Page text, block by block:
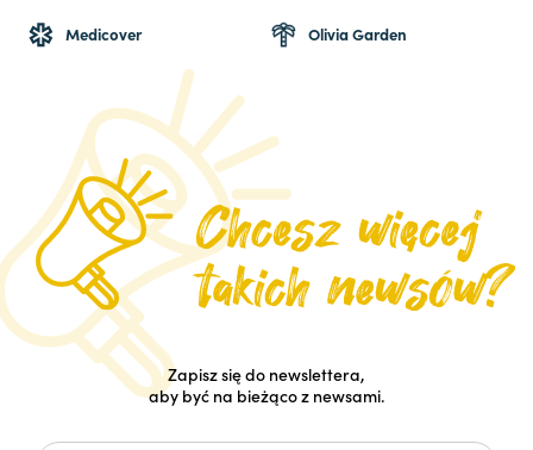
Medicover Olivia Garden
Zapisz się do newslettera,
aby być na bieżąco z newsami.